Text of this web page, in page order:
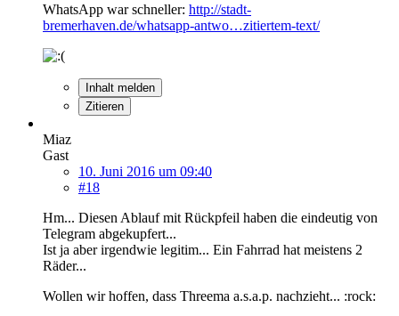
WhatsApp war schneller: http://stadt-
bremerhaven.de/whatsapp-antwo…zitiertem-text/
Inhalt melden
Zitieren
Miaz
Gast
10. Juni 2016 um 09:40
#18
Hm... Diesen Ablauf mit Rückpfeil haben die eindeutig von
Telegram abgekupfert...
Ist ja aber irgendwie legitim... Ein Fahrrad hat meistens 2
Räder...
Wollen wir hoffen, dass Threema a.s.a.p. nachzieht... :rock: